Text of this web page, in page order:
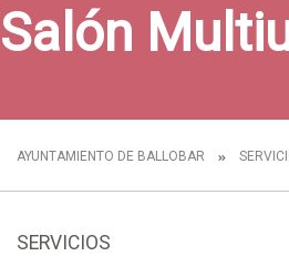
Salón
AYUNTAMIENTO DE BALLOBAR
SERVICIOS